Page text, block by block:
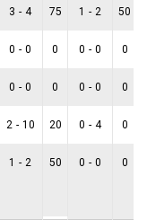
3 - 4 75 1 - 2 50
0 - 0 0 0 - 0 0
0 - 0 0 0 - 0 0
2 - 10 20 0 - 4 0
1 - 2 50 0 - 0 0